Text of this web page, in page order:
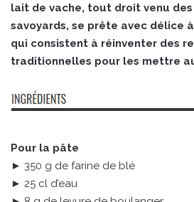
lait de vache, tout droit venu
savoyards, se prête avec délice
qui consistent à réinventer des
traditionnelles pour les mettre
Pour la pâte
► 350 g de farine de blé
► 25 cl d’eau